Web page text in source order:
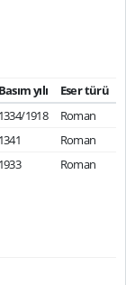
Basım yılı
Eser türü
1334/1918
Roman
1341
Roman
1933 Roman